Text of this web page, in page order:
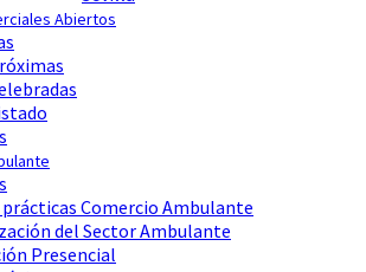
Abiertos
prácticas Comercio Ambulante
del Sector Ambulante
Presencial